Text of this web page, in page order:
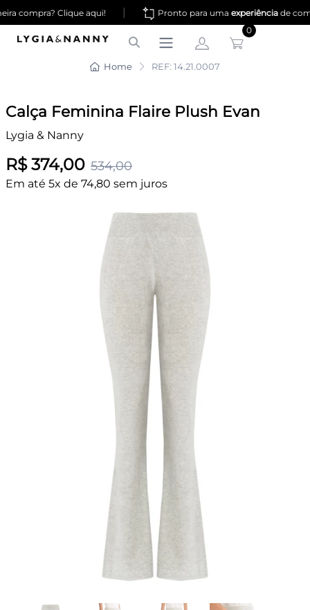
compra? Clique aqui! Pronto para umaexperiênciade
0
Home REF: 14.21.0007
Calça Feminina Flaire Plush Evan
Lygia & Nanny
R$ 374,00 534,00
Em até 5x de 74,80 sem juros